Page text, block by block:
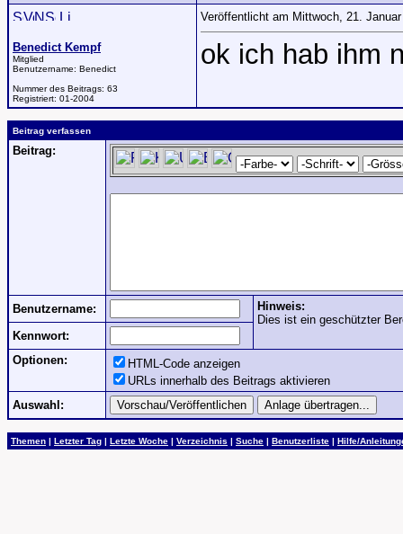
Benedict Kempf
Mitglied
Benutzername: Benedict
Nummer des Beitrags: 63
Registriert: 01-2004
Veröffentlicht am Mittwoch, 21.
ok ich hab ihm
Beitrag verfassen
Beitrag:
Benutzername:
Hinweis:
Dies ist ein geschützter
Kennwort:
Optionen:
HTML-Code anzeigen
URLs innerhalb des Beitrags aktivieren
Auswahl:
Themen | Letzter Tag | Letzte Woche | Verzeichnis | Suche | Benutzerliste | Hilfe/